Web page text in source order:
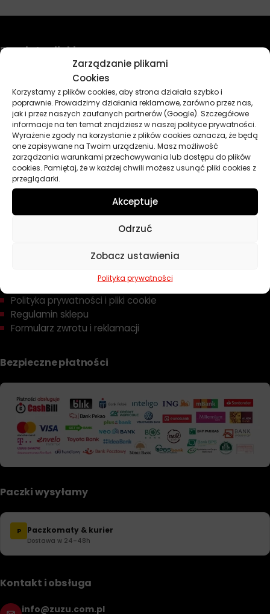
Zarządzanie plikami
Cookies
Korzystamy z plików cookies, aby strona działała szybko i
poprawnie. Prowadzimy działania reklamowe, zarówno przez nas,
jak i przez naszych zaufanych partnerów (Google). Szczegółowe
informacje na ten temat znajdziesz w naszej polityce prywatności.
Wyrażenie zgody na korzystanie z plików cookies oznacza, że będą
one zapisywane na Twoim urządzeniu. Masz możliwość
zarządzania warunkami przechowywania lub dostępu do plików
cookies. Pamiętaj, że w każdej chwili możesz usunąć pliki cookies z
przeglądarki.
Akceptuje
Odrzuć
Zobacz ustawienia
Polityka prywatności
Przydatne linki
Chemia
Kosmetyki
Akcesoria
Żarówki
Zapachy
Poradniki
Dobierz olej
Dobierz filtr
Polityka prywatności i pliki cookie
Regulamin sklepu
Formularz zwrotu i reklamacji
Bezpieczne płatności
Paczki wysyłamy
P Paczkomaty & kurier
Dostawa w 24–48h
Kontakt i obsługa
info@zuzu.com.pl